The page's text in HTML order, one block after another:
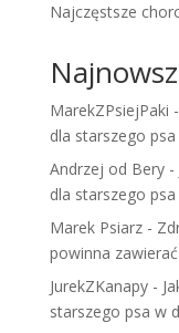
Najczęstsze
MarekZPsiejPaki -
dla starszego
Andrzej od Bery-
dla starszego
Marek Psiarz-
powinna zawierać
JurekZKanapy-
starszego psa w